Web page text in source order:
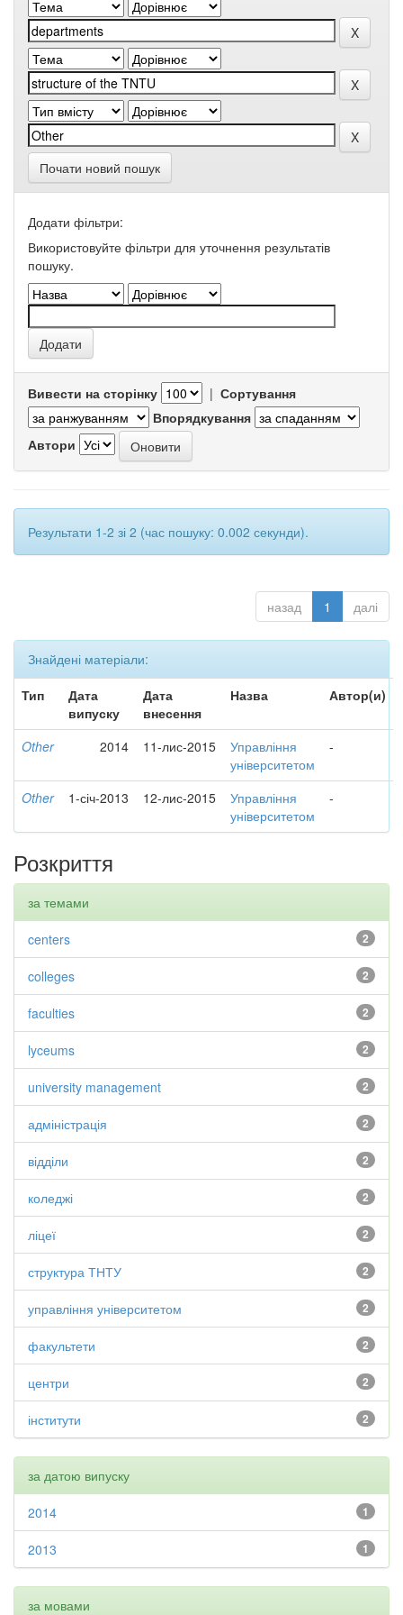
Почати новий пошук
Додати фільтри:
Використовуйте фільтри для уточнення результатів
пошуку.
Вивести на сторінку | Сортування
Впорядкування
Автори
Результати 1-2 зі 2 (час пошуку: 0.002 секунди).
назад 1 далі
Знайдені матеріали:
Тип
Дата
випуску
Дата
внесення
Назва Автор(и)
Other 2014 11-лис-2015
Управління
університетом
-
Other 1-січ-2013 12-лис-2015
Управління
університетом
-
Розкриття
за темами
2
centers
2
colleges
2
faculties
2
lyceums
2
university management
2
адміністрація
2
відділи
2
коледжі
2
ліцеї
2
структура ТНТУ
2
управління університетом
2
факультети
2
центри
2
інститути
за датою випуску
1
2014
1
2013
за мовами